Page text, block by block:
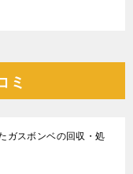
ミ
ガスボンベの回収・処